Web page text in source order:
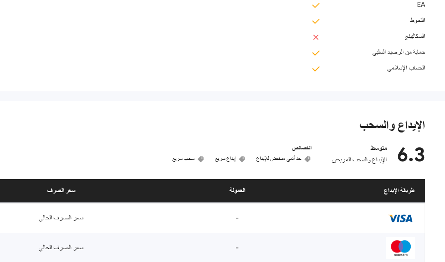
EA
التحوط
السكالبينج
حماية من الرصيد السلبي
الحساب الإسلامي
الإيداع والسحب
6.3
متوسط
الإيداع والسحب المريحين
الخصائص
حد أدنى منخفض للإيداع
إيداع سريع سحب سريع
طريقة الإيداع العمولة سعر الصرف
- سعر الصرف الحالي
- سعر الصرف الحالي